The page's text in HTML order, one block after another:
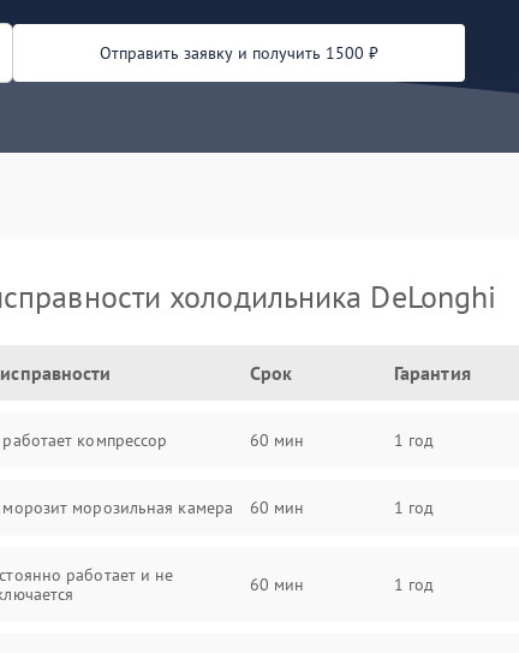
Отправить заявку и получить 1500 ₽
холодильника DeLonghi
Срок Гарантия
компрессор 60 мин 1 год
морозильная камера 60 мин 1 год
работает и не
60 мин 1 год